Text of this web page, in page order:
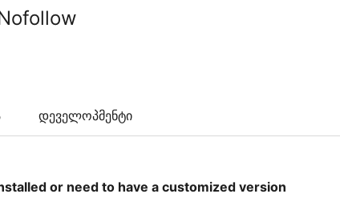
დეველოპმენტი
or need to have a customized version